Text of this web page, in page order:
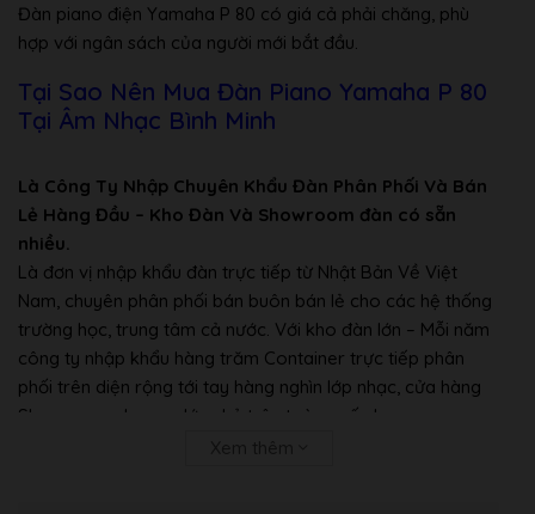
Đàn piano điện Yamaha P 80 có giá cả phải chăng, phù
hợp với ngân sách của người mới bắt đầu.
Tại Sao Nên Mua Đàn Piano Yamaha P 80
Tại Âm Nhạc Bình Minh
Là Công Ty Nhập Chuyên Khẩu Đàn Phân Phối Và Bán
Lẻ Hàng Đầu – Kho Đàn Và Showroom đàn có sẵn
nhiều.
Là đơn vị nhập khẩu đàn trực tiếp từ Nhật Bản Về Việt
Nam, chuyên phân phối bán buôn bán lẻ cho các hệ thống
trường học, trung tâm cả nước. Với kho đàn lớn – Mỗi năm
công ty nhập khẩu hàng trăm Container trực tiếp phân
phối trên diện rộng tới tay hàng nghìn lớp nhạc, cửa hàng
Showroom nhạc cụ lớn nhỏ trên toàn quốc !